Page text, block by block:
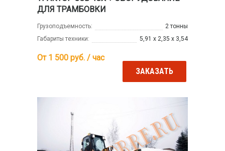
ДЛЯ ТРАМБОВКИ
Грузоподъемность:
2 тонны
Габариты техники:
5,91 х 2,35 х 3,54
От 1 500 руб. / час
ЗАКАЗАТЬ